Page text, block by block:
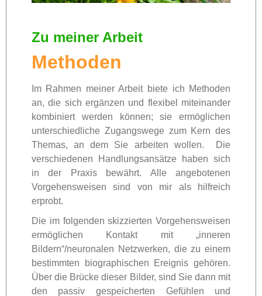
Zu meiner Arbeit
Methoden
Im Rahmen meiner Arbeit biete ich Methoden
an, die sich ergänzen und flexibel miteinander
kombiniert werden können; sie ermöglichen
unterschiedliche Zugangswege zum Kern des
Themas, an dem Sie arbeiten wollen. Die
verschiedenen Handlungsansätze haben sich
in der Praxis bewährt. Alle angebotenen
Vorgehensweisen sind von mir als hilfreich
erprobt.
Die im folgenden skizzierten Vorgehensweisen
ermöglichen Kontakt mit „inneren
Bildern“/neuronalen Netzwerken, die zu einem
bestimmten biographischen Ereignis gehören.
Über die Brücke dieser Bilder, sind Sie dann mit
den passiv gespeicherten Gefühlen und